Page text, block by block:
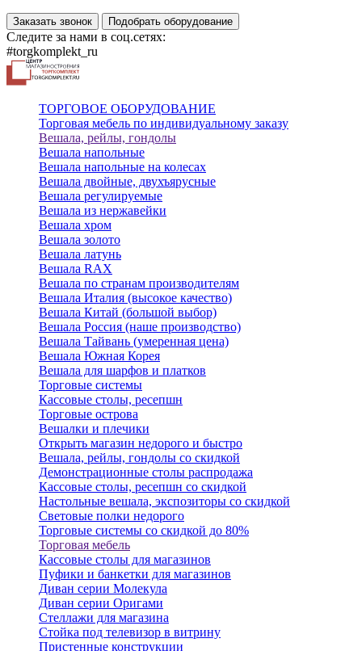
Заказать звонок Подобрать оборудование
Следите за нами в соц.сетях:
#torgkomplekt_ru
ТОРГОВОЕ ОБОРУДОВАНИЕ
Торговая мебель по индивидуальному заказу
Вешала, рейлы, гондолы
Вешала напольные
Вешала напольные на колесах
Вешала двойные, двухъярусные
Вешала регулируемые
Вешала из нержавейки
Вешала хром
Вешала золото
Вешала латунь
Вешала RAX
Вешала по странам производителям
Вешала Италия (высокое качество)
Вешала Китай (большой выбор)
Вешала Россия (наше производство)
Вешала Тайвань (умеренная цена)
Вешала Южная Корея
Вешала для шарфов и платков
Торговые системы
Кассовые столы, ресепшн
Торговые острова
Вешалки и плечики
Открыть магазин недорого и быстро
Вешала, рейлы, гондолы со скидкой
Демонстрационные столы распродажа
Кассовые столы, ресепшн со скидкой
Настольные вешала, экспозиторы со скидкой
Световые полки недорого
Торговые системы со скидкой до 80%
Торговая мебель
Кассовые столы для магазинов
Пуфики и банкетки для магазинов
Диван серии Молекула
Диван серии Оригами
Стеллажи для магазина
Стойка под телевизор в витрину
Пристенные конструкции